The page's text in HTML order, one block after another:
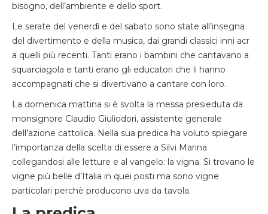
bisogno, dell’ambiente e dello sport.
Le serate del venerdì e del sabato sono state all’insegna
del divertimento e della musica, dai grandi classici inni acr
a quelli più recenti. Tanti erano i bambini che cantavano a
squarciagola e tanti erano gli educatori che li hanno
accompagnati che si divertivano a cantare con loro.
La domenica mattina si è svolta la messa presieduta da
monsignore Claudio Giuliodori, assistente generale
dell’azione cattolica. Nella sua predica ha voluto spiegare
l’importanza della scelta di essere a Silvi Marina
collegandosi alle letture e al vangelo: la vigna. Si trovano le
vigne più belle d’Italia in quei posti ma sono vigne
particolari perchè producono uva da tavola.